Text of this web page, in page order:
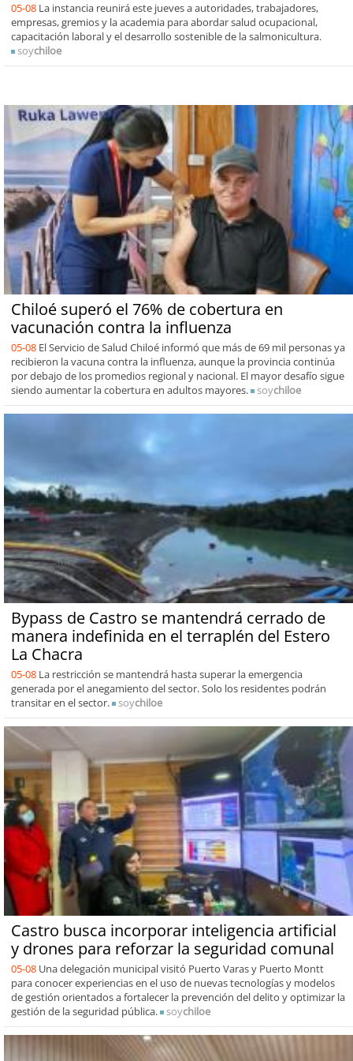
05-08 La instancia reunirá este jueves a autoridades, trabajadores,
empresas, gremios y la academia para abordar salud ocupacional,
capacitación laboral y el desarrollo sostenible de la salmonicultura.
soychiloe
Chiloé superó el 76% de cobertura en
vacunación contra la influenza
05-08 El Servicio de Salud Chiloé informó que más de 69 mil personas ya
recibieron la vacuna contra la influenza, aunque la provincia continúa
por debajo de los promedios regional y nacional. El mayor desafío sigue
siendo aumentar la cobertura en adultos mayores.
soychiloe
Bypass de Castro se mantendrá cerrado de
manera indefinida en el terraplén del Estero
La Chacra
05-08 La restricción se mantendrá hasta superar la emergencia
generada por el anegamiento del sector. Solo los residentes podrán
transitar en el sector.
soychiloe
Castro busca incorporar inteligencia artificial
y drones para reforzar la seguridad comunal
05-08 Una delegación municipal visitó Puerto Varas y Puerto Montt
para conocer experiencias en el uso de nuevas tecnologías y modelos
de gestión orientados a fortalecer la prevención del delito y optimizar la
gestión de la seguridad pública.
soychiloe